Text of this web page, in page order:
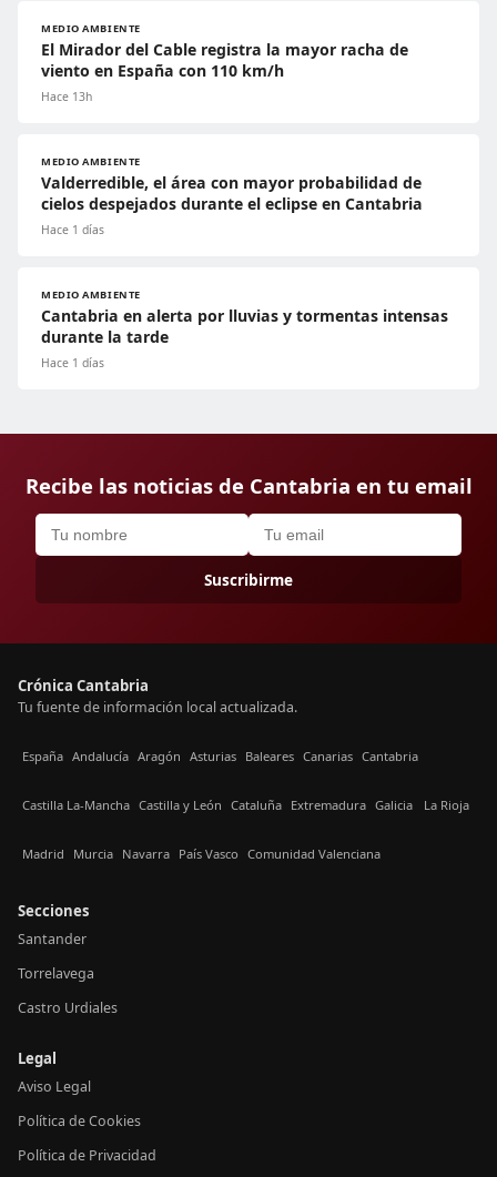
MEDIO AMBIENTE
El Mirador del Cable registra la mayor racha de
viento en España con 110 km/h
Hace 13h
MEDIO AMBIENTE
Valderredible, el área con mayor probabilidad de
cielos despejados durante el eclipse en Cantabria
Hace 1 días
MEDIO AMBIENTE
Cantabria en alerta por lluvias y tormentas intensas
durante la tarde
Hace 1 días
Recibe las noticias de Cantabria en tu email
Suscribirme
Crónica Cantabria
Tu fuente de información local actualizada.
España Andalucía Aragón Asturias Baleares Canarias Cantabria
Castilla La-Mancha Castilla y León Cataluña Extremadura Galicia La Rioja
Madrid Murcia Navarra País Vasco Comunidad Valenciana
Secciones
Santander
Torrelavega
Castro Urdiales
Legal
Aviso Legal
Política de Cookies
Política de Privacidad